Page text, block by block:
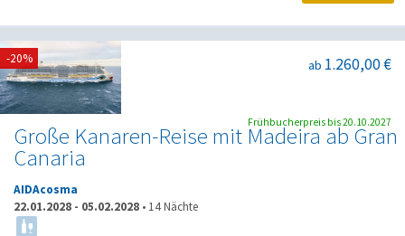
Große Kanaren-Reise mit Madeira ab Gran
Canaria
ab 1.260,00 €
AIDAcosma
22.01.2028 - 05.02.2028 • 14 Nächte
-20%
Frühbucherpreis bis 20.10.2027